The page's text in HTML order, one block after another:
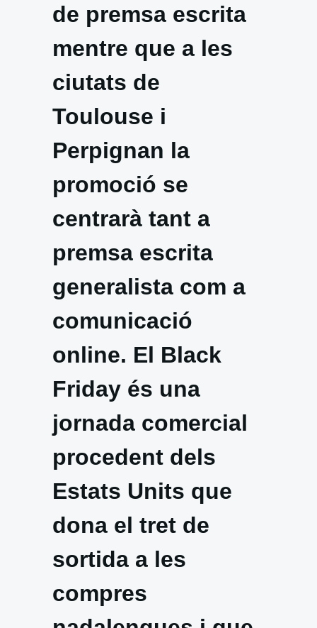
de premsa escrita
mentre que a les
ciutats de
Toulouse i
Perpignan la
promoció se
centrarà tant a
premsa escrita
generalista com a
comunicació
online. El Black
Friday és una
jornada comercial
procedent dels
Estats Units que
dona el tret de
sortida a les
compres